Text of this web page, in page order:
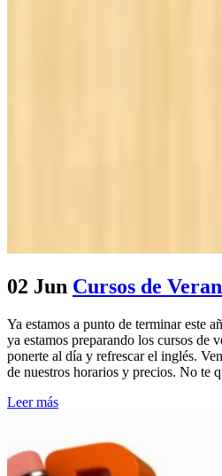
02 Jun Cursos de
Ya estamos a punto de terminar este
ya estamos preparando los cursos de
ponerte al día y refrescar el inglés.
de nuestros horarios y precios. No te
Leer más